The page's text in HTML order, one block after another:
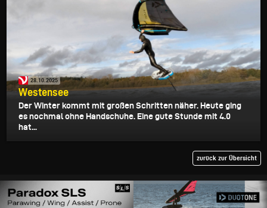
28.10.2025
Westensee
Der Winter kommt mit großen Schritten näher. Heute ging
es nochmal ohne Handschuhe. Eine gute Stunde mit 4.0
hat...
zurück zur Übersicht